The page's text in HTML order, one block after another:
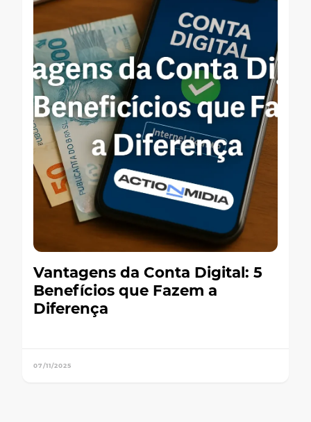
Vantagens da Conta Digital: 5
Benefícios que Fazem a
Diferença
07/11/2025